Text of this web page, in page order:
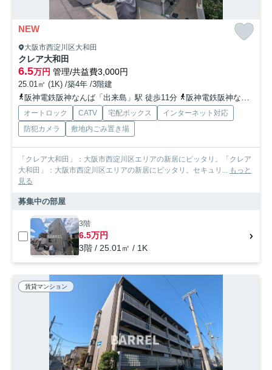
NEW
大阪市西淀川区大和田
クレア大和田
6.5万円 管理/共益費3,000円
25.01㎡ (1K) /築4年 /3階建
阪神電鉄阪神なんば「出来島」駅 徒歩11分
阪神電鉄阪神なんば「福」駅 徒歩15分
オートロック CATV 宅配ボックス
インターネット対応
防犯カメラ
敷地内ごみ置き場
「クレア大和田」：大阪市西淀川区エリアの新居にピッタリ。「クレア
大和田」：大阪市西淀川区エリアの新居にピッタリ。セキュリ... もっと
見る
募集中の部屋
3階
6.5万円
3階 / 25.01㎡ / 1K
賃貸マンション